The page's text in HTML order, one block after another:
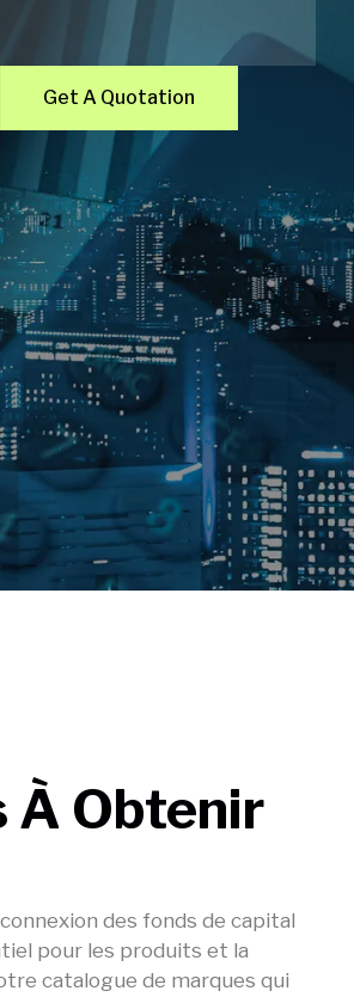
Get A Quotation
À Obtenir
des fonds de capital
pour les produits et la
catalogue de marques qui